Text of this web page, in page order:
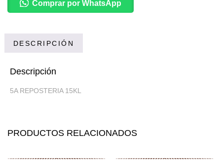
Comprar por WhatsApp
DESCRIPCIÓN
Descripción
5A REPOSTERIA 15KL
PRODUCTOS RELACIONADOS